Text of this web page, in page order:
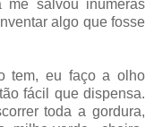
salvou inúmeras
algo que fosse
tem, eu faço a olho
fácil que dispensa.
toda a gordura,